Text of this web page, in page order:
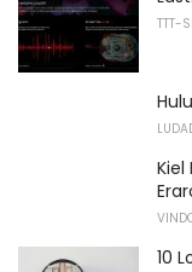
TTT-
Kiel
10